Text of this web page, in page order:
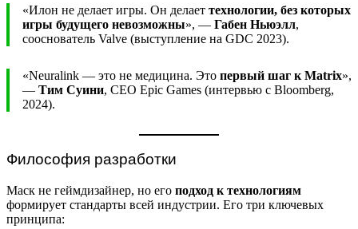
«Илон не делает игры. Он делает технологии, без которых
игры будущего невозможны», — Габен Ньюэлл,
сооснователь Valve (выступление на GDC 2023).
«Neuralink — это не медицина. Это первый шаг к Matrix»,
— Тим Суини, CEO Epic Games (интервью с Bloomberg,
2024).
Философия разработки
Маск не геймдизайнер, но его подход к технологиям
формирует стандарты всей индустрии. Его три ключевых
принципа: